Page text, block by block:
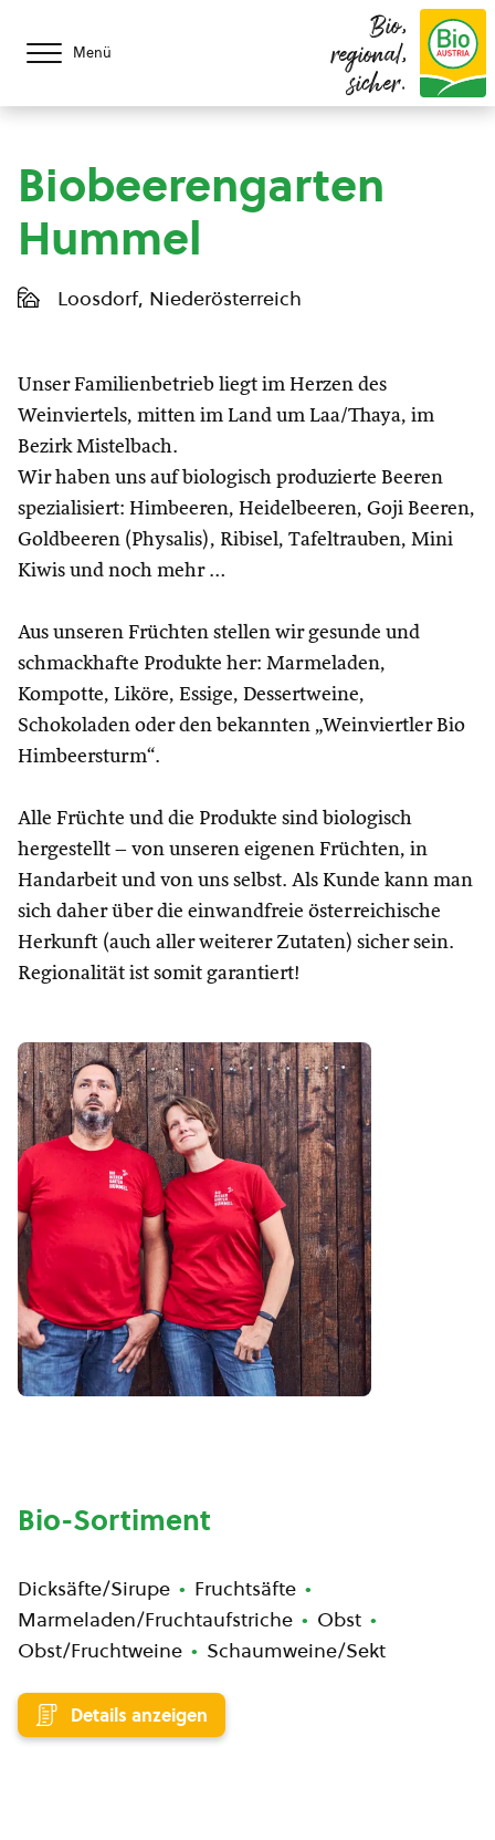
Menü
Bio,
regional,
sicher.
Biobeerengarten
Hummel
Loosdorf, Niederösterreich
Unser Familienbetrieb liegt im Herzen des
Weinviertels, mitten im Land um Laa/Thaya, im
Bezirk Mistelbach.
Wir haben uns auf biologisch produzierte Beeren
spezialisiert: Himbeeren, Heidelbeeren, Goji Beeren,
Goldbeeren (Physalis), Ribisel, Tafeltrauben, Mini
Kiwis und noch mehr …
Aus unseren Früchten stellen wir gesunde und
schmackhafte Produkte her: Marmeladen,
Kompotte, Liköre, Essige, Dessertweine,
Schokoladen oder den bekannten „Weinviertler Bio
Himbeersturm“.
Alle Früchte und die Produkte sind biologisch
hergestellt – von unseren eigenen Früchten, in
Handarbeit und von uns selbst. Als Kunde kann man
sich daher über die einwandfreie österreichische
Herkunft (auch aller weiterer Zutaten) sicher sein.
Regionalität ist somit garantiert!
Bio-Sortiment
Dicksäfte/Sirupe
Fruchtsäfte
Marmeladen/Fruchtaufstriche
Obst
Obst/Fruchtweine
Schaumweine/Sekt
Details anzeigen